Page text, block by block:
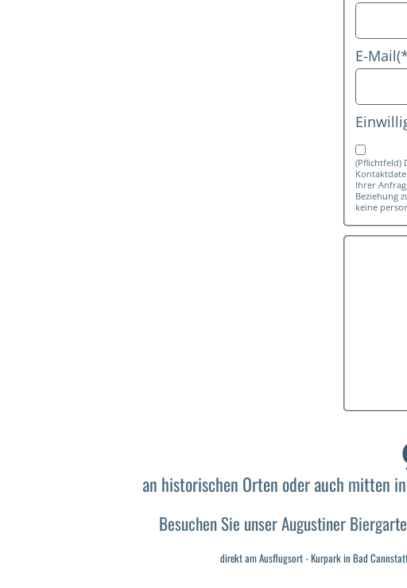
E-
(Pflichtfeld)
Ihrer
Beziehung
keine
an historischen Orten oder auch mitten
Besuchen Sie unser Augustiner
direkt am Ausflugsort - Kurpark in Bad